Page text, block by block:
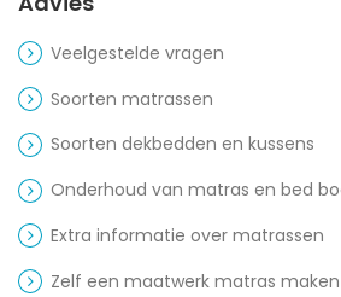
Veelgestelde vragen
Soorten matrassen
Soorten dekbedden en kussens
Onderhoud van matras en bed
Extra informatie over matrassen
Zelf een maatwerk matras